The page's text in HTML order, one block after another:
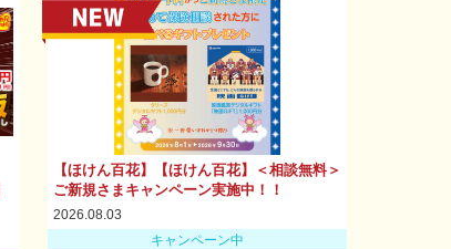
【ほけん百花】【ほけん百花】＜相談無料＞
ご新規さまキャンペーン実施中！！
2026.08.03
キャンペーン中